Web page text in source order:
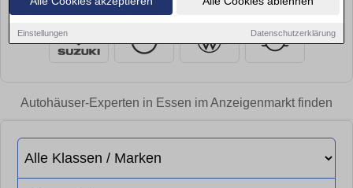
Einstellungen Datenschutzerklärung
Autohäuser-Experten in Essen im Anzeigenmarkt finden